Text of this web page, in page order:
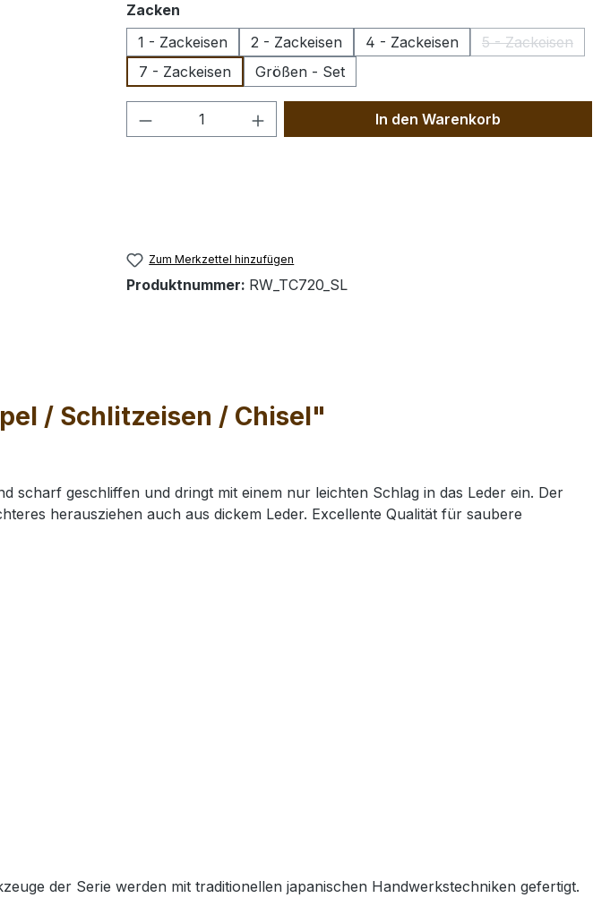
Zacken
1 - Zackeisen
2 - Zackeisen 4 - Zackeisen 5 - Zackeisen
(Diese
7 - Zackeisen Größen - Set
Produkt Anzahl: Gib den gewünschten Wert
In den Warenkorb
Zum Merkzettel hinzufügen
Produktnummer: RW_TC720_SL
/ Schlitzeisen / Chisel"
scharf geschliffen und dringt mit einem nur leichten Schlag in das Leder ein. Der
herausziehen auch aus dickem Leder. Excellente Qualität für saubere
der Serie werden mit traditionellen japanischen Handwerkstechniken gefertigt.